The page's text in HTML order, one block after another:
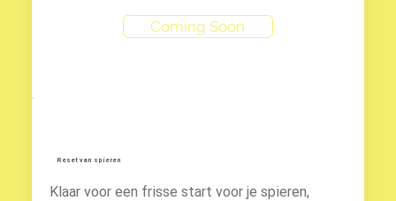
Coming Soon
Reset van spieren
Klaar voor een frisse start voor je spieren,